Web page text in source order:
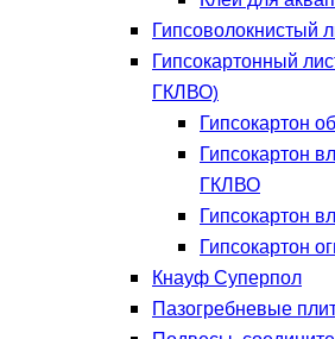
Гипсоволокнистый
Гипсокартонный
ГКЛВО)
Гипсокартон
Гипсокартон
ГКЛВО
Гипсокартон
Гипсокартон
Кнауф Суперпол
Пазогребневые